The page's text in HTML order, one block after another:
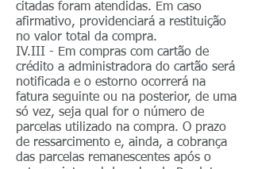
citadas foram atendidas. Em caso
afirmativo, providenciará a restituição
no valor total da compra.
IV.III - Em compras com cartão de
crédito a administradora do cartão será
notificada e o estorno ocorrerá na
fatura seguinte ou na posterior, de uma
só vez, seja qual for o número de
parcelas utilizado na compra. O prazo
de ressarcimento e, ainda, a cobrança
das parcelas remanescentes após o